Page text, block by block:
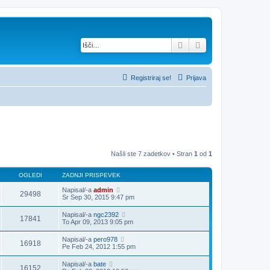
Iskanje
Prijava
Registriraj se!
Našli ste 7 zadetkov • Stran 1 od 1
OGLEDI ZADNJI PRISPEVEK
29498 Napisal/-a admin
Sr Sep 30, 2015 9:47 pm
17841 Napisal/-a ngc2392
To Apr 09, 2013 9:05 pm
16918 Napisal/-a pero978
Pe Feb 24, 2012 1:55 pm
16152 Napisal/-a bate